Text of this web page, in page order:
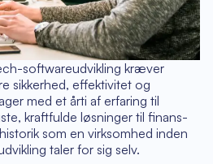
softwareudvikling kræver
sikkerhed, effektivitet og
med et årti af erfaring til
kraftfulde løsninger til finans-
som en virksomhed inden
taler for sig selv.